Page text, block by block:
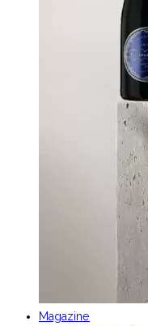
Magazine